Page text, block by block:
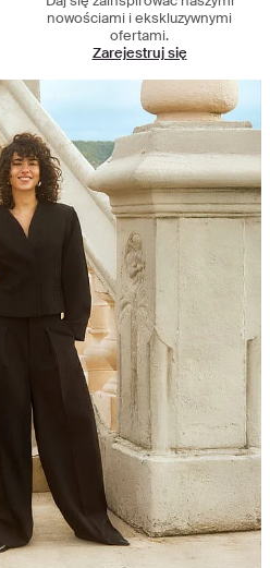
nowościami i ekskluzywnymi
ofertami.
Zarejestruj się